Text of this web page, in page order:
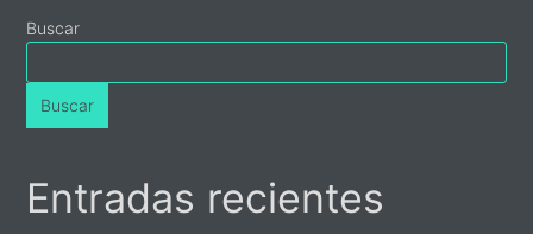
Primary
Sidebar
Buscar
Buscar
Entradas recientes